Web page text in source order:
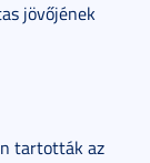
jövőjének
tartották az